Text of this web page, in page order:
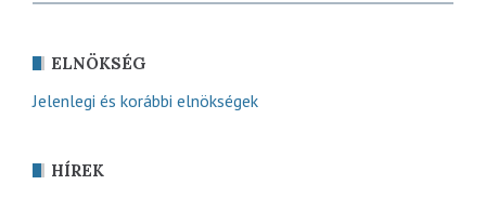
ELNÖKSÉG
Jelenlegi és korábbi elnökségek
HÍREK